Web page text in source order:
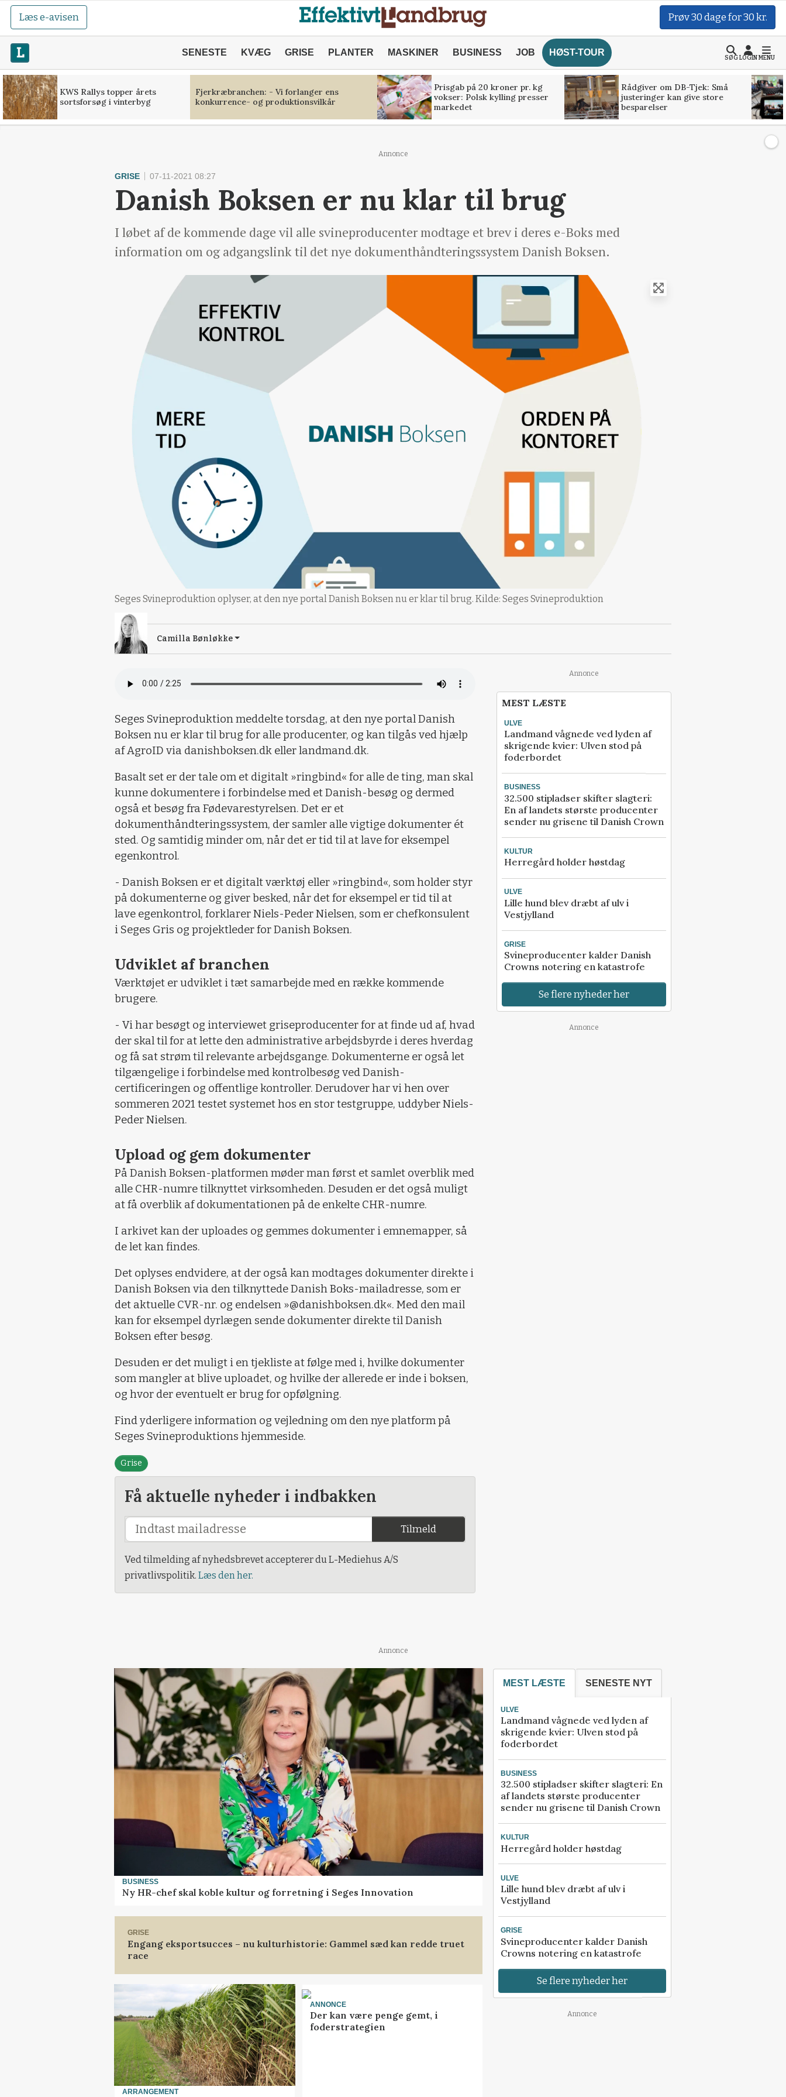
Læs e-avisen Prøv 30 dage for 30 kr.
SENESTE KVÆG GRISE PLANTER MASKINER BUSINESS JOB HØST-TOUR
SØGLOGINMENU
KWS Rallys topper årets
sortsforsøg i vinterbyg
Fjerkræbranchen: - Vi forlanger ens
konkurrence- og produktionsvilkår
Prisgab på 20 kroner pr. kg
vokser: Polsk kylling presser
markedet
Rådgiver om DB-Tjek: Små
justeringer kan give store
besparelser
Annonce
GRISE 07-11-2021 08:27
Danish Boksen er nu klar til brug
I løbet af de kommende dage vil alle svineproducenter modtage et brev i deres e-Boks med
information om og adgangslink til det nye dokumenthåndteringssystem Danish Boksen.
Seges Svineproduktion oplyser, at den nye portal Danish Boksen nu er klar til brug. Kilde: Seges Svineproduktion
Camilla Bønløkke
Seges Svineproduktion meddelte torsdag, at den nye portal Danish
Boksen nu er klar til brug for alle producenter, og kan tilgås ved hjælp
af AgroID via danishboksen.dk eller landmand.dk.
Basalt set er der tale om et digitalt »ringbind« for alle de ting, man skal
kunne dokumentere i forbindelse med et Danish-besøg og dermed
også et besøg fra Fødevarestyrelsen. Det er et
dokumenthåndteringssystem, der samler alle vigtige dokumenter ét
sted. Og samtidig minder om, når det er tid til at lave for eksempel
egenkontrol.
- Danish Boksen er et digitalt værktøj eller »ringbind«, som holder styr
på dokumenterne og giver besked, når det for eksempel er tid til at
lave egenkontrol, forklarer Niels-Peder Nielsen, som er chefkonsulent
i Seges Gris og projektleder for Danish Boksen.
Udviklet af branchen
Værktøjet er udviklet i tæt samarbejde med en række kommende
brugere.
- Vi har besøgt og interviewet griseproducenter for at finde ud af, hvad
der skal til for at lette den administrative arbejdsbyrde i deres hverdag
og få sat strøm til relevante arbejdsgange. Dokumenterne er også let
tilgængelige i forbindelse med kontrolbesøg ved Danish-
certificeringen og offentlige kontroller. Derudover har vi hen over
sommeren 2021 testet systemet hos en stor testgruppe, uddyber Niels-
Peder Nielsen.
Upload og gem dokumenter
På Danish Boksen-platformen møder man først et samlet overblik med
alle CHR-numre tilknyttet virksomheden. Desuden er det også muligt
at få overblik af dokumentationen på de enkelte CHR-numre.
I arkivet kan der uploades og gemmes dokumenter i emnemapper, så
de let kan findes.
Det oplyses endvidere, at der også kan modtages dokumenter direkte i
Danish Boksen via den tilknyttede Danish Boks-mailadresse, som er
det aktuelle CVR-nr. og endelsen »@danishboksen.dk«. Med den mail
kan for eksempel dyrlægen sende dokumenter direkte til Danish
Boksen efter besøg.
Desuden er det muligt i en tjekliste at følge med i, hvilke dokumenter
som mangler at blive uploadet, og hvilke der allerede er inde i boksen,
og hvor der eventuelt er brug for opfølgning.
Find yderligere information og vejledning om den nye platform på
Seges Svineproduktions hjemmeside.
Grise
Få aktuelle nyheder i indbakken
Tilmeld
Ved tilmelding af nyhedsbrevet accepterer du L-Mediehus A/S
privatlivspolitik. Læs den her.
Annonce
MEST LÆSTE
ULVE
Landmand vågnede ved lyden af
skrigende kvier: Ulven stod på
foderbordet
BUSINESS
32.500 stipladser skifter slagteri:
En af landets største producenter
sender nu grisene til Danish Crown
KULTUR
Herregård holder høstdag
ULVE
Lille hund blev dræbt af ulv i
Vestjylland
GRISE
Svineproducenter kalder Danish
Crowns notering en katastrofe
Se flere nyheder her
Annonce
Annonce
BUSINESS
Ny HR-chef skal koble kultur og forretning i Seges Innovation
GRISE
Engang eksportsucces – nu kulturhistorie: Gammel sæd kan redde truet
race
ARRANGEMENT
ANNONCE
Der kan være penge gemt, i
foderstrategien
MEST LÆSTE SENESTE NYT
ULVE
Landmand vågnede ved lyden af
skrigende kvier: Ulven stod på
foderbordet
BUSINESS
32.500 stipladser skifter slagteri: En
af landets største producenter
sender nu grisene til Danish Crown
KULTUR
Herregård holder høstdag
ULVE
Lille hund blev dræbt af ulv i
Vestjylland
GRISE
Svineproducenter kalder Danish
Crowns notering en katastrofe
Se flere nyheder her
Annonce